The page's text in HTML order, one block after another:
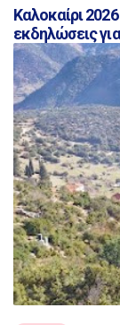
Καλοκαίρι
εκδηλώσεις